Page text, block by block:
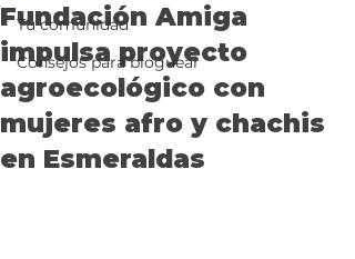
Tu comunidad
Consejos para bloguear
Fundación Amiga
impulsa proyecto
agroecológico con
mujeres afro y chachis
en Esmeraldas